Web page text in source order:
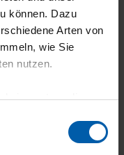
können. Dazu
Arten von
wie Sie
nutzen.
eine notwendige
Auswahl und
business